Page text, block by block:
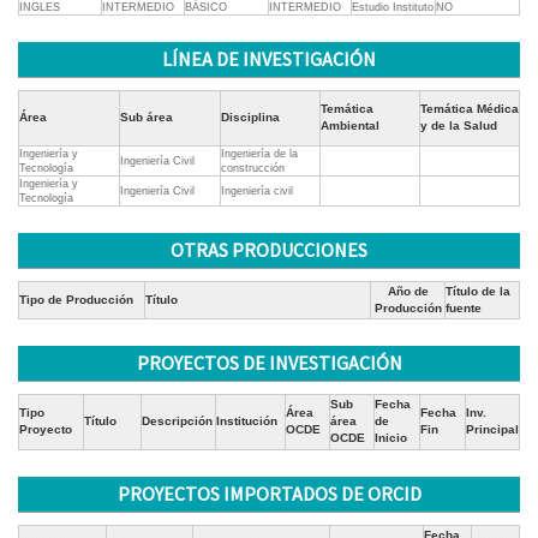
INGLES INTERMEDIO BÁSICO INTERMEDIO Estudio Instituto NO
LÍNEA DE INVESTIGACIÓN
Área Sub área Disciplina
Temática
Ambiental
Temática Médica
y de la Salud
Ingeniería y
Tecnología
Ingeniería Civil
Ingeniería de la
construcción
Ingeniería y
Tecnología
Ingeniería Civil Ingeniería civil
OTRAS PRODUCCIONES
Tipo de Producción Título
Año de
Producción
Título de la
fuente
PROYECTOS DE INVESTIGACIÓN
Tipo
Proyecto
Título Descripción Institución
Área
OCDE
Sub
área
OCDE
Fecha
de
Inicio
Fecha
Fin
Inv.
Principal
PROYECTOS IMPORTADOS DE ORCID
Fecha